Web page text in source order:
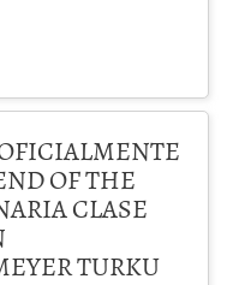
OF THE
CLASE
TURKU